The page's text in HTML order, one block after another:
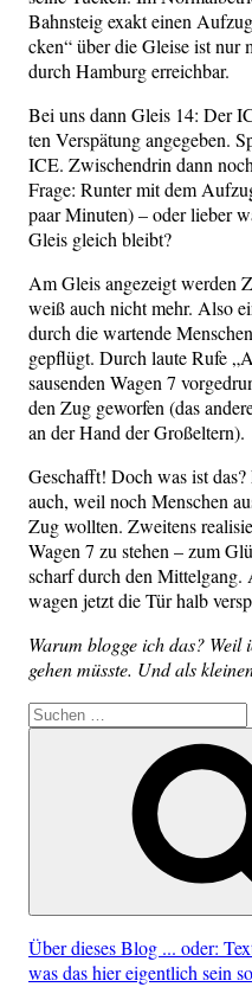
Bahn­steig exakt einen
cken“ über die Glei­se ist nur
durch Ham­burg erreichbar.
Bei uns dann Gleis 14: Der
ten Ver­spä­tung ange­ge­ben.
ICE. Zwi­schen­drin dann
Fra­ge: Run­ter mit dem
paar Minu­ten) – oder lie­ber
Gleis gleich bleibt?
Am Gleis ange­zeigt wer­den
weiß auch nicht mehr. Also
durch die war­ten­de
gepflügt. Durch lau­te Rufe
sau­sen­den Wagen 7
den Zug gewor­fen (das
an der Hand der Großeltern).
Geschafft! Doch was ist
auch, weil noch Men­schen
Zug woll­ten. Zwei­tens
Wagen 7 zu ste­hen – zum
scharf durch den
wa­gen jetzt die Tür halb
War­um blog­ge ich das? Weil
gehen müss­te. Und als
Suche
nach:
Über dieses Blog ... oder:
was das hier eigentlich sein